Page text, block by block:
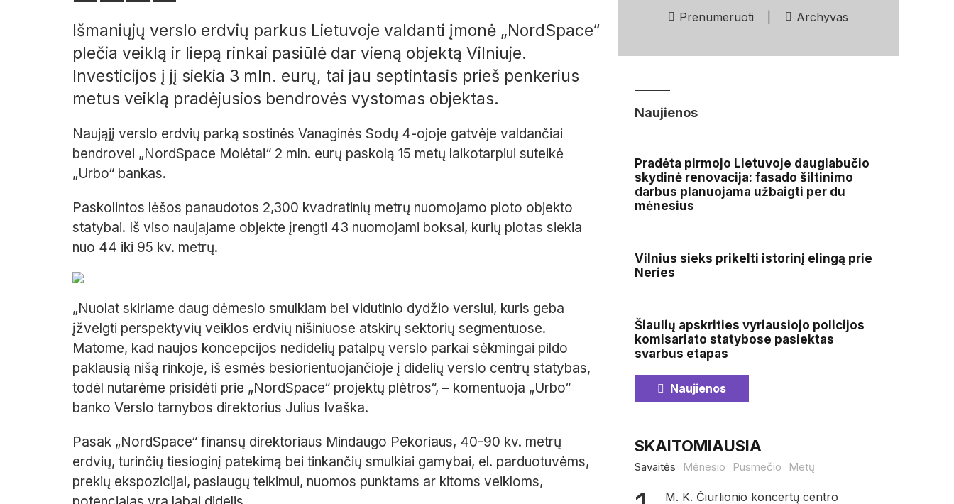
Išmaniųjų verslo erdvių parkus Lietuvoje valdanti įmonė „NordSpace“
plečia veiklą ir liepą rinkai pasiūlė dar vieną objektą Vilniuje.
Investicijos į jį siekia 3 mln. eurų, tai jau septintasis prieš penkerius
metus veiklą pradėjusios bendrovės vystomas objektas.
Naująjį verslo erdvių parką sostinės Vanaginės Sodų 4-ojoje gatvėje valdančiai
bendrovei „NordSpace Molėtai“ 2 mln. eurų paskolą 15 metų laikotarpiui suteikė
„Urbo“ bankas.
Paskolintos lėšos panaudotos 2,300 kvadratinių metrų nuomojamo ploto objekto
statybai. Iš viso naujajame objekte įrengti 43 nuomojami boksai, kurių plotas siekia
nuo 44 iki 95 kv. metrų.
„Nuolat skiriame daug dėmesio smulkiam bei vidutinio dydžio verslui, kuris geba
įžvelgti perspektyvių veiklos erdvių nišiniuose atskirų sektorių segmentuose.
Matome, kad naujos koncepcijos nedidelių patalpų verslo parkai sėkmingai pildo
paklausią nišą rinkoje, iš esmės besiorientuojančioje į didelių verslo centrų statybas,
todėl nutarėme prisidėti prie „NordSpace“ projektų plėtros“, – komentuoja „Urbo“
banko Verslo tarnybos direktorius Julius Ivaška.
Pasak „NordSpace“ finansų direktoriaus Mindaugo Pekoriaus, 40-90 kv. metrų
erdvių, turinčių tiesioginį patekimą bei tinkančių smulkiai gamybai, el. parduotuvėms,
prekių ekspozicijai, paslaugų teikimui, nuomos punktams ar kitoms veikloms,
Prenumeruoti Archyvas
Naujienos
Pradėta pirmojo Lietuvoje daugiabučio
skydinė renovacija: fasado šiltinimo
darbus planuojama užbaigti per du
mėnesius
Vilnius sieks prikelti istorinį elingą prie
Neries
Šiaulių apskrities vyriausiojo policijos
komisariato statybose pasiektas
svarbus etapas
Naujienos
SKAITOMIAUSIA
Savaitės Mėnesio Pusmečio Metų
M. K. Čiurlionio koncertų centro